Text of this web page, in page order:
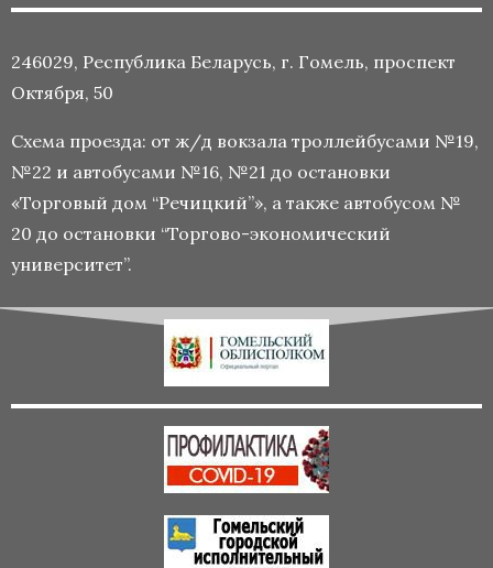
246029, Республика Беларусь, г. Гомель, проспект
Октября, 50
Схема проезда: от ж/д вокзала троллейбусами №19,
№22 и автобусами №16, №21 до остановки
«Торговый дом “Речицкий”», а также автобусом №
20 до остановки “Торгово-экономический
университет”.